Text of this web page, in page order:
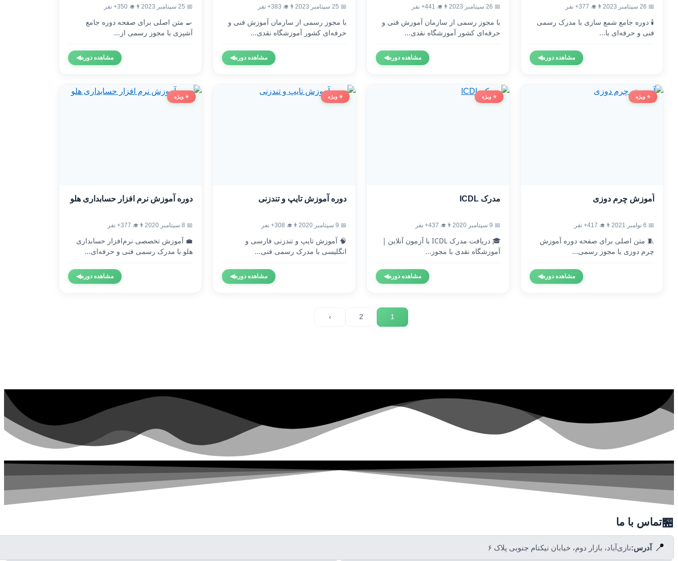
📅 26 سپتامبر 2023 👨‍🎓 377+ نفر
🕯️ دوره جامع شمع سازی با مدرک رسمی
فنی و حرفه‌ای با...
مشاهده دوره◀
📅 26 سپتامبر 2023 👨‍🎓 441+ نفر
با مجوز رسمی از سازمان آموزش فنی و
حرفه‌ای کشور آموزشگاه نقدی...
مشاهده دوره◀
📅 25 سپتامبر 2023 👨‍🎓 383+ نفر
با مجوز رسمی از سازمان آموزش فنی و
حرفه‌ای کشور آموزشگاه نقدی...
مشاهده دوره◀
📅 25 سپتامبر 2023 👨‍🎓 350+ نفر
🍳 متن اصلی برای صفحه دوره جامع
آشپزی با مجوز رسمی از...
مشاهده دوره◀
⭐ ویژه
آموزش چرم دوزی
📅 6 نوامبر 2021 👨‍🎓 417+ نفر
🧵 متن اصلی برای صفحه دوره آموزش
چرم دوزی با مجوز رسمی...
مشاهده دوره◀
⭐ ویژه
مدرک ICDL
📅 9 سپتامبر 2020 👨‍🎓 437+ نفر
🎓 دریافت مدرک ICDL با آزمون آنلاین |
آموزشگاه نقدی با مجوز...
مشاهده دوره◀
⭐ ویژه
دوره آموزش تایپ و تندزنی
📅 9 سپتامبر 2020 👨‍🎓 308+ نفر
🧠 آموزش تایپ و تندزنی فارسی و
انگلیسی با مدرک رسمی فنی...
مشاهده دوره◀
⭐ ویژه
دوره آموزش نرم افزار حسابداری هلو
📅 8 سپتامبر 2020 👨‍🎓 377+ نفر
💼 آموزش تخصصی نرم‌افزار حسابداری
هلو با مدرک رسمی فنی و حرفه‌ای...
مشاهده دوره◀
1
2
›
🏪تماس با ما
📍 آدرس:نازی‌آباد، بازار دوم، خیابان نیکنام جنوبی پلاک ۶